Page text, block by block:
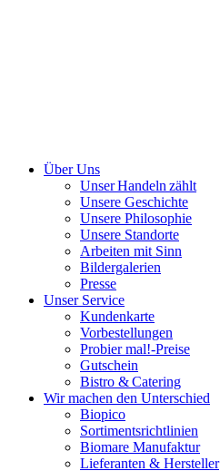
Über Uns
Unser Handeln zählt
Unsere Geschichte
Unsere Philosophie
Unsere Standorte
Arbeiten mit Sinn
Bildergalerien
Presse
Unser Service
Kundenkarte
Vorbestellungen
Probier mal!-Preise
Gutschein
Bistro & Catering
Wir machen den Unterschied
Biopico
Sortimentsrichtlinien
Biomare Manufaktur
Lieferanten & Hersteller